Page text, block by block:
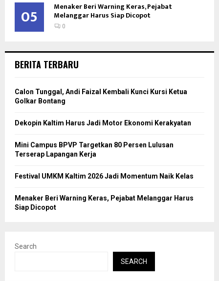
05 Menaker Beri Warning Keras, Pejabat
Melanggar Harus Siap Dicopot
0
BERITA TERBARU
Calon Tunggal, Andi Faizal Kembali Kunci Kursi Ketua
Golkar Bontang
Dekopin Kaltim Harus Jadi Motor Ekonomi Kerakyatan
Mini Campus BPVP Targetkan 80 Persen Lulusan
Terserap Lapangan Kerja
Festival UMKM Kaltim 2026 Jadi Momentum Naik Kelas
Menaker Beri Warning Keras, Pejabat Melanggar Harus
Siap Dicopot
Search
SEARCH